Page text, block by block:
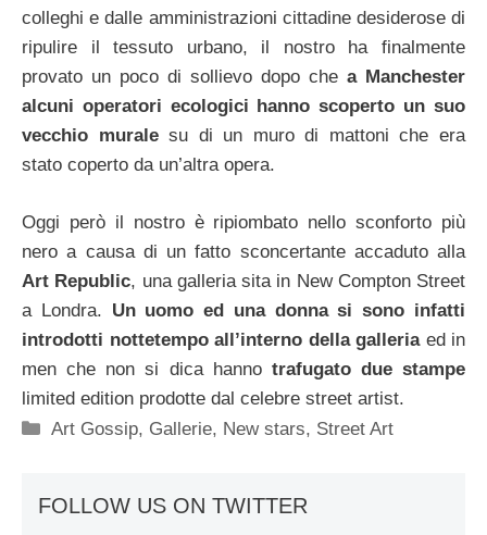
colleghi e dalle amministrazioni cittadine desiderose di
ripulire il tessuto urbano, il nostro ha finalmente
provato un poco di sollievo dopo che a Manchester
alcuni operatori ecologici hanno scoperto un suo
vecchio muralesu di un muro di mattoni che era
stato coperto da un’altra opera.
Oggi però il nostro è ripiombato nello sconforto più
nero a causa di un fatto sconcertante accaduto alla
Art Republic, una galleria sita in New Compton Street
a Londra. Un uomo ed una donna si sono infatti
introdotti nottetempo all’interno della galleriaed in
men che non si dica hanno trafugato due stampe
limited edition prodotte dal celebre street artist.
Categorie
Art Gossip, Gallerie, New stars, Street Art
FOLLOW US ON TWITTER